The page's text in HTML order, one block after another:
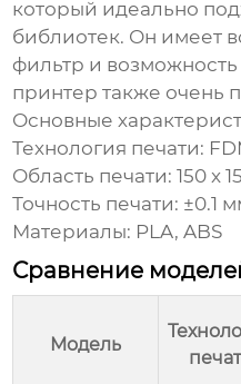
который идеально
библиотек. Он имеет
фильтр и
принтер также очень
Основные
Технология печати:
Область печати: 150 x
Точность печати: ±0.1
Материалы: PLA, ABS
Сравнение
Модель